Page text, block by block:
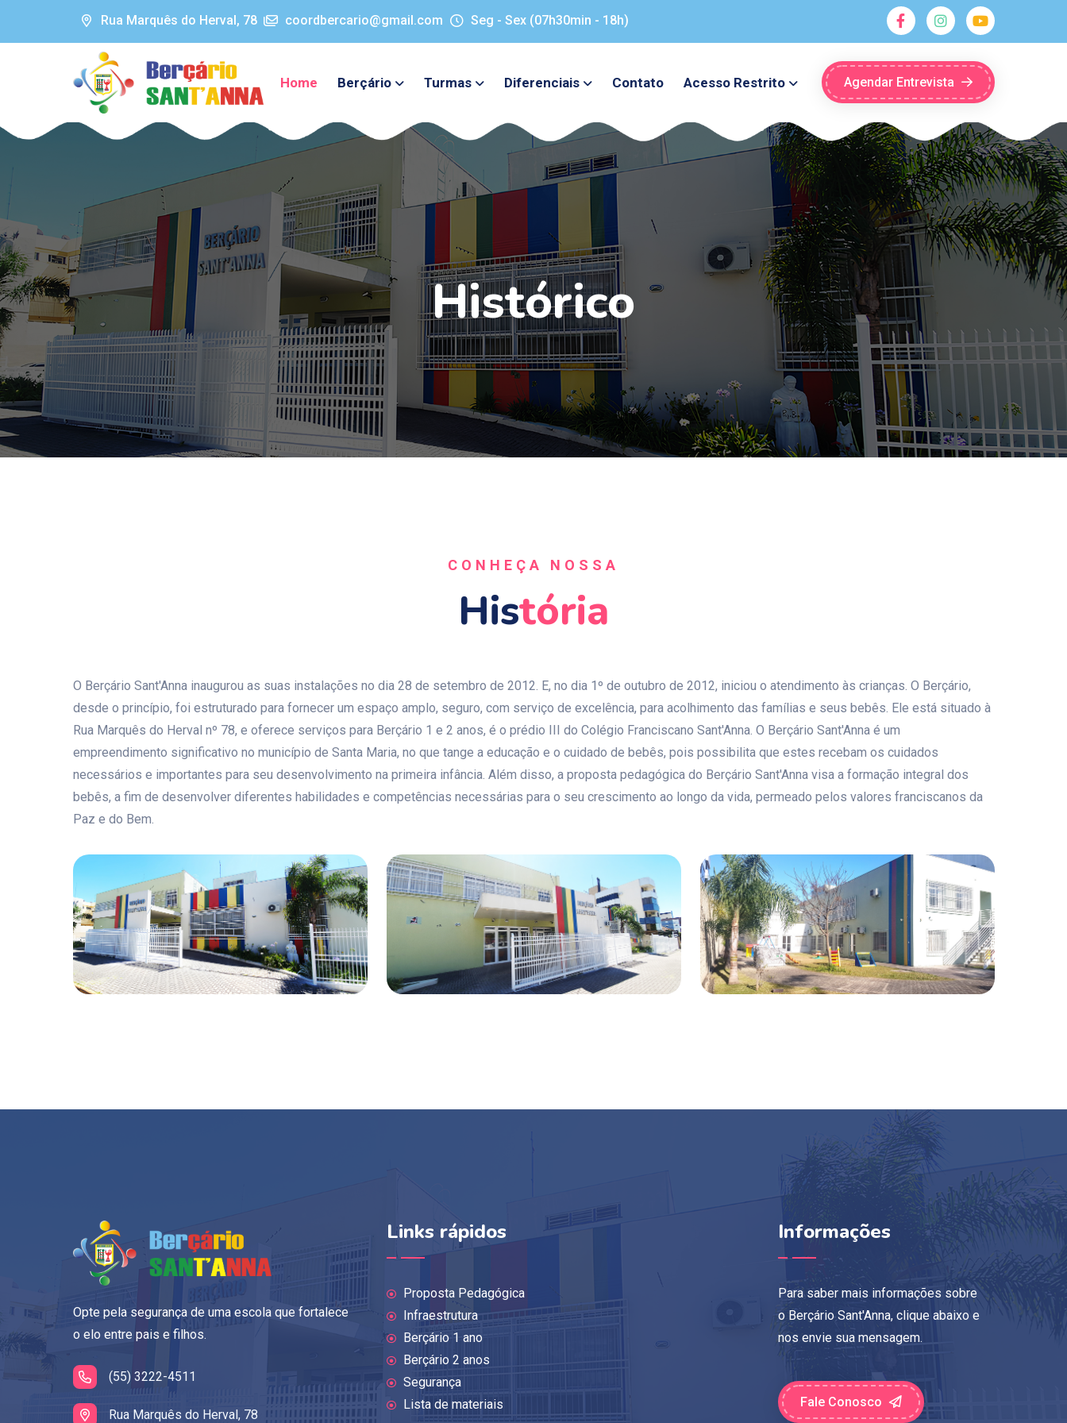
Rua Marquês do Herval, 78 coordbercario@gmail.com Seg - Sex (07h30min - 18h)
Home Berçário Turmas Diferenciais Contato Acesso Restrito Agendar Entrevista
Histórico
CONHEÇA NOSSA
HisTória
O Berçário Sant'Anna inaugurou as suas instalações no dia 28 de setembro de 2012. E, no dia 1º de outubro de 2012, iniciou o atendimento às crianças. O Berçário,
desde o princípio, foi estruturado para fornecer um espaço amplo, seguro, com serviço de excelência, para acolhimento das famílias e seus bebês. Ele está situado à
Rua Marquês do Herval nº 78, e oferece serviços para Berçário 1 e 2 anos, é o prédio III do Colégio Franciscano Sant'Anna. O Berçário Sant'Anna é um
empreendimento significativo no município de Santa Maria, no que tange a educação e o cuidado de bebês, pois possibilita que estes recebam os cuidados
necessários e importantes para seu desenvolvimento na primeira infância. Além disso, a proposta pedagógica do Berçário Sant'Anna visa a formação integral dos
bebês, a fim de desenvolver diferentes habilidades e competências necessárias para o seu crescimento ao longo da vida, permeado pelos valores franciscanos da
Paz e do Bem.
Opte pela segurança de uma escola que fortalece
o elo entre pais e filhos.
(55) 3222-4511
Rua Marquês do Herval, 78
Links rápidos
Proposta Pedagógica
Infraestrutura
Berçário 1 ano
Berçário 2 anos
Segurança
Lista de materiais
Informações
Para saber mais informações sobre
o Berçário Sant'Anna, clique abaixo e
nos envie sua mensagem.
Fale Conosco